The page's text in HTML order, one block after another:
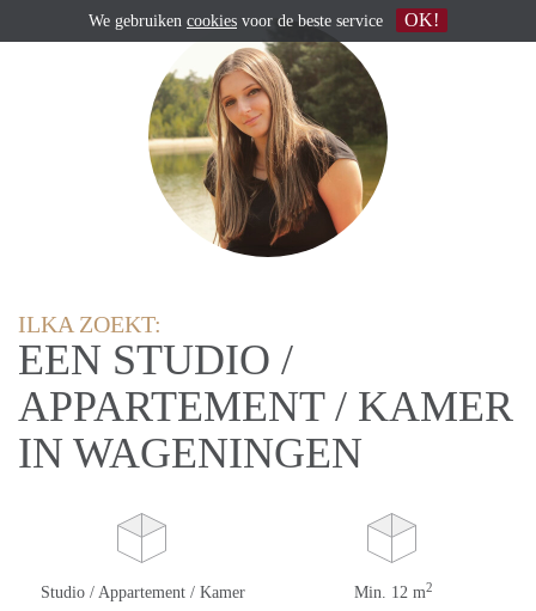
ILKA ZOEKT:
EEN STUDIO /
APPARTEMENT / KAMER
IN WAGENINGEN
Studio / Appartement / Kamer Min. 12 m2
We gebruiken cookies voor de beste service OK!